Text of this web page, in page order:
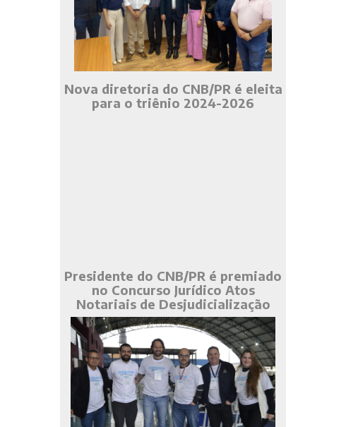
Nova diretoria do CNB/PR é eleita
para o triênio 2024-2026
Presidente do CNB/PR é premiado
no Concurso Jurídico Atos
Notariais de Desjudicialização